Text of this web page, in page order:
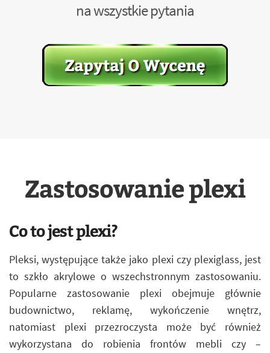
na wszystkie pytania
Zastosowanie plexi
Co to jest plexi?
Pleksi, występujące także jako plexi czy plexiglass, jest
to szkło akrylowe o wszechstronnym zastosowaniu.
Popularne zastosowanie plexi obejmuje głównie
budownictwo, reklamę, wykończenie wnętrz,
natomiast plexi przezroczysta może być również
wykorzystana do robienia frontów mebli czy –